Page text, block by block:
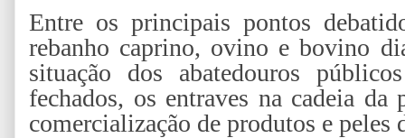
Entre os principais pontos
rebanho caprino, ovino e bovino
situação dos abatedouros
fechados, os entraves na cadeia
comercialização de produtos e